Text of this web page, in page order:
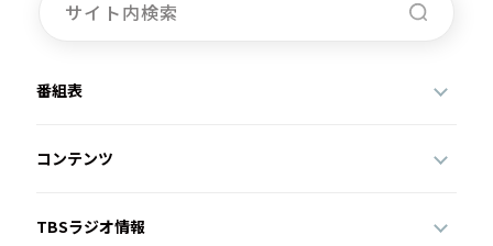
番組表
コンテンツ
TBSラジオ情報